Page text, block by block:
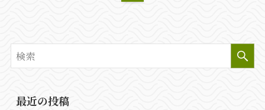
最近の投稿